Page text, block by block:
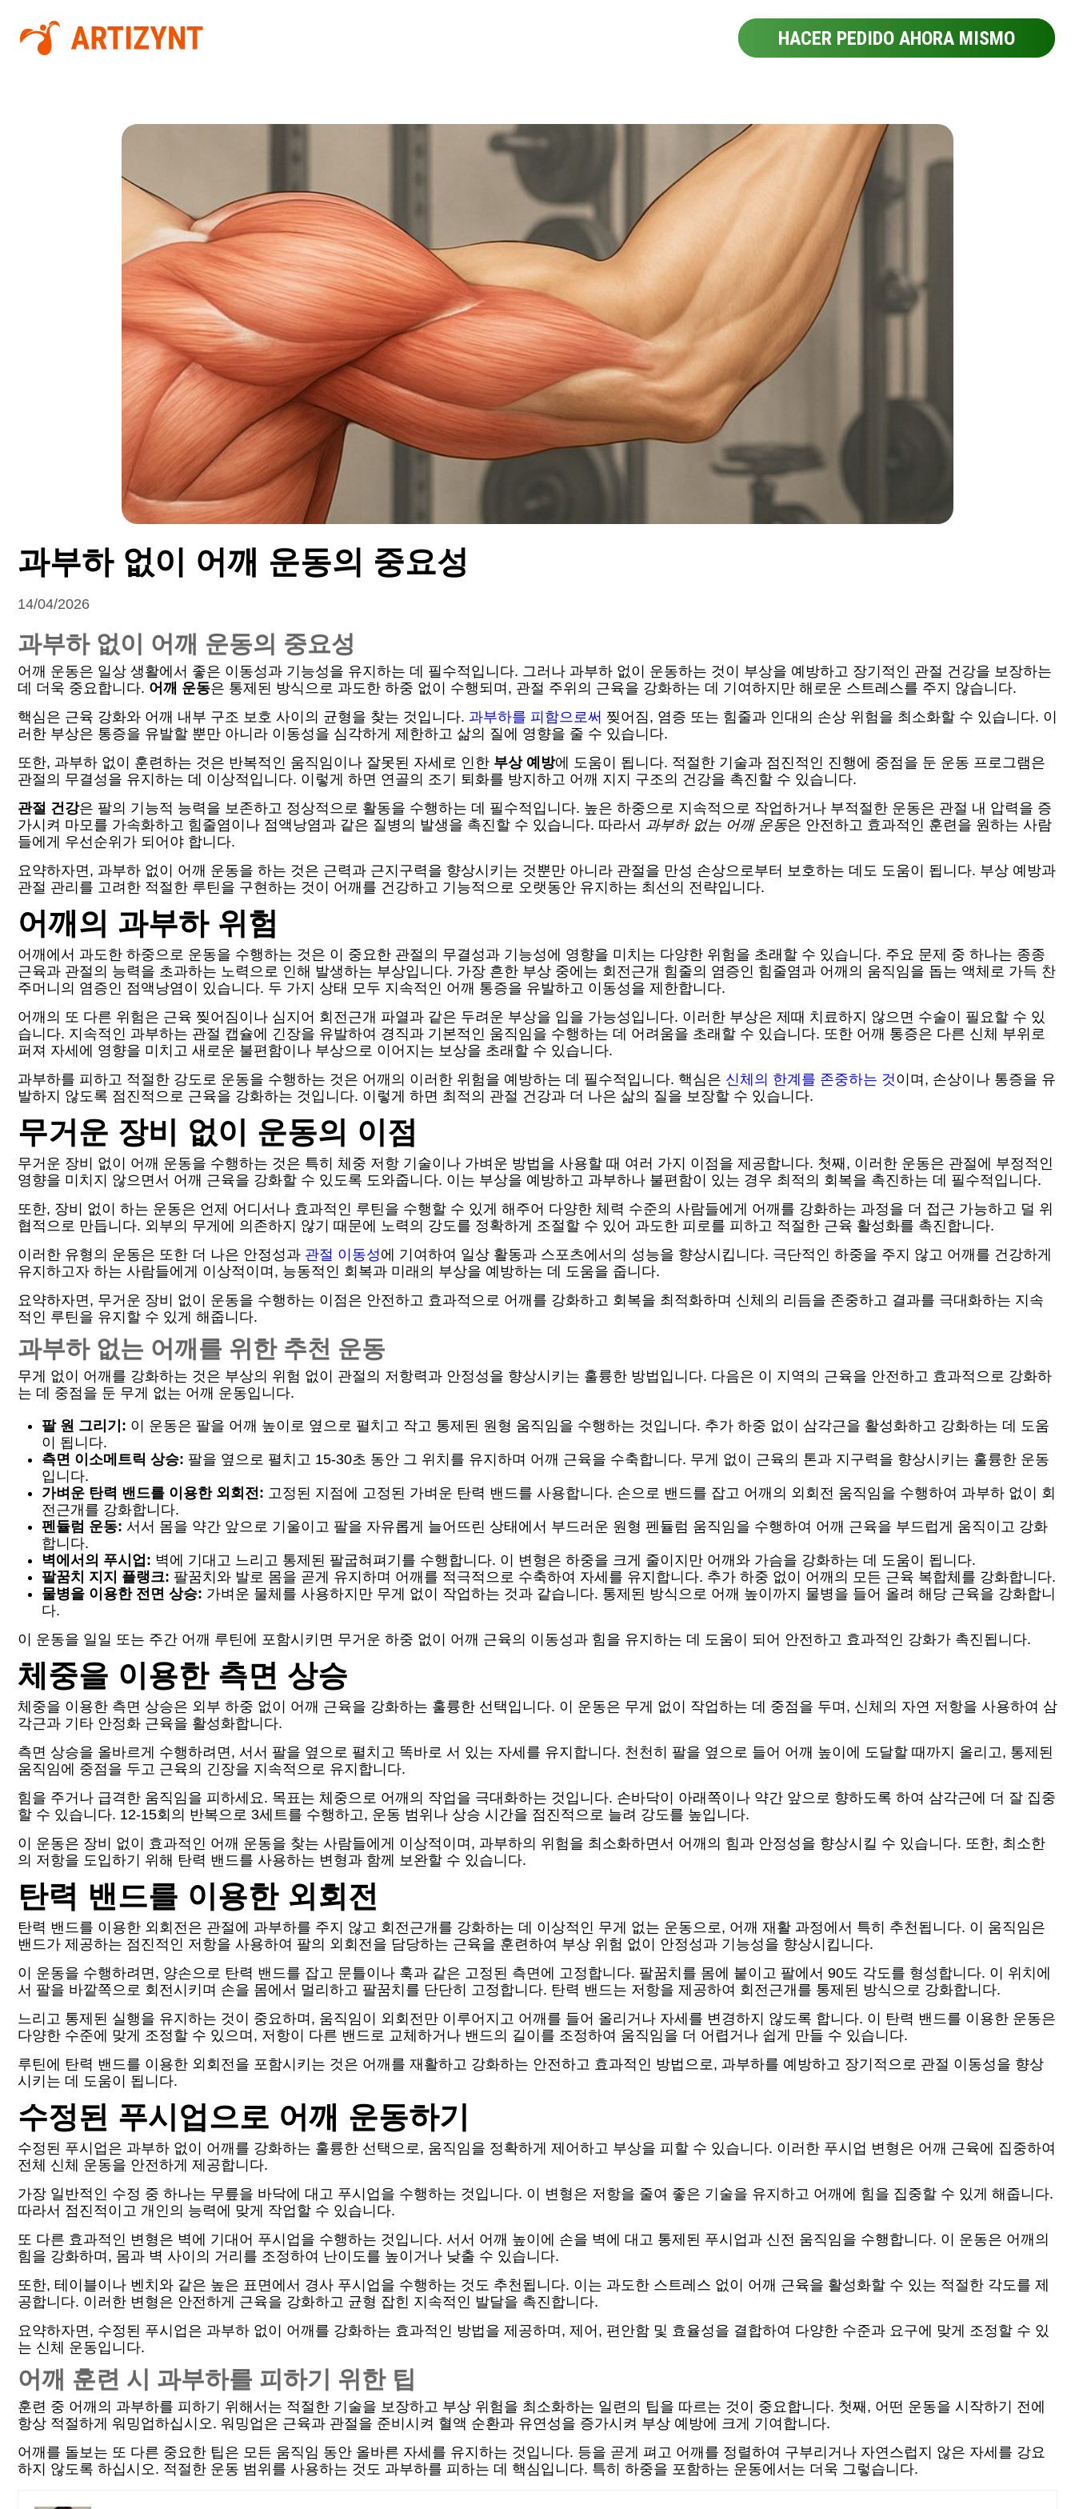
HACER PEDIDO AHORA MISMO
과부하 없이 어깨 운동의 중요성
14/04/2026
과부하 없이 어깨 운동의 중요성
어깨 운동은 일상 생활에서 좋은 이동성과 기능성을 유지하는 데 필수적입니다. 그러나 과부하 없이 운동하는 것이 부상을 예방하고 장기적인 관절 건강을 보장하는
데 더욱 중요합니다. 어깨 운동은 통제된 방식으로 과도한 하중 없이 수행되며, 관절 주위의 근육을 강화하는 데 기여하지만 해로운 스트레스를 주지 않습니다.
핵심은 근육 강화와 어깨 내부 구조 보호 사이의 균형을 찾는 것입니다. 과부하를 피함으로써 찢어짐, 염증 또는 힘줄과 인대의 손상 위험을 최소화할 수 있습니다. 이
러한 부상은 통증을 유발할 뿐만 아니라 이동성을 심각하게 제한하고 삶의 질에 영향을 줄 수 있습니다.
또한, 과부하 없이 훈련하는 것은 반복적인 움직임이나 잘못된 자세로 인한 부상 예방에 도움이 됩니다. 적절한 기술과 점진적인 진행에 중점을 둔 운동 프로그램은
관절의 무결성을 유지하는 데 이상적입니다. 이렇게 하면 연골의 조기 퇴화를 방지하고 어깨 지지 구조의 건강을 촉진할 수 있습니다.
관절 건강은 팔의 기능적 능력을 보존하고 정상적으로 활동을 수행하는 데 필수적입니다. 높은 하중으로 지속적으로 작업하거나 부적절한 운동은 관절 내 압력을 증
가시켜 마모를 가속화하고 힘줄염이나 점액낭염과 같은 질병의 발생을 촉진할 수 있습니다. 따라서 과부하 없는 어깨 운동은 안전하고 효과적인 훈련을 원하는 사람
들에게 우선순위가 되어야 합니다.
요약하자면, 과부하 없이 어깨 운동을 하는 것은 근력과 근지구력을 향상시키는 것뿐만 아니라 관절을 만성 손상으로부터 보호하는 데도 도움이 됩니다. 부상 예방과
관절 관리를 고려한 적절한 루틴을 구현하는 것이 어깨를 건강하고 기능적으로 오랫동안 유지하는 최선의 전략입니다.
어깨의 과부하 위험
어깨에서 과도한 하중으로 운동을 수행하는 것은 이 중요한 관절의 무결성과 기능성에 영향을 미치는 다양한 위험을 초래할 수 있습니다. 주요 문제 중 하나는 종종
근육과 관절의 능력을 초과하는 노력으로 인해 발생하는 부상입니다. 가장 흔한 부상 중에는 회전근개 힘줄의 염증인 힘줄염과 어깨의 움직임을 돕는 액체로 가득 찬
주머니의 염증인 점액낭염이 있습니다. 두 가지 상태 모두 지속적인 어깨 통증을 유발하고 이동성을 제한합니다.
어깨의 또 다른 위험은 근육 찢어짐이나 심지어 회전근개 파열과 같은 두려운 부상을 입을 가능성입니다. 이러한 부상은 제때 치료하지 않으면 수술이 필요할 수 있
습니다. 지속적인 과부하는 관절 캡슐에 긴장을 유발하여 경직과 기본적인 움직임을 수행하는 데 어려움을 초래할 수 있습니다. 또한 어깨 통증은 다른 신체 부위로
퍼져 자세에 영향을 미치고 새로운 불편함이나 부상으로 이어지는 보상을 초래할 수 있습니다.
과부하를 피하고 적절한 강도로 운동을 수행하는 것은 어깨의 이러한 위험을 예방하는 데 필수적입니다. 핵심은 신체의 한계를 존중하는 것이며, 손상이나 통증을 유
발하지 않도록 점진적으로 근육을 강화하는 것입니다. 이렇게 하면 최적의 관절 건강과 더 나은 삶의 질을 보장할 수 있습니다.
무거운 장비 없이 운동의 이점
무거운 장비 없이 어깨 운동을 수행하는 것은 특히 체중 저항 기술이나 가벼운 방법을 사용할 때 여러 가지 이점을 제공합니다. 첫째, 이러한 운동은 관절에 부정적인
영향을 미치지 않으면서 어깨 근육을 강화할 수 있도록 도와줍니다. 이는 부상을 예방하고 과부하나 불편함이 있는 경우 최적의 회복을 촉진하는 데 필수적입니다.
또한, 장비 없이 하는 운동은 언제 어디서나 효과적인 루틴을 수행할 수 있게 해주어 다양한 체력 수준의 사람들에게 어깨를 강화하는 과정을 더 접근 가능하고 덜 위
협적으로 만듭니다. 외부의 무게에 의존하지 않기 때문에 노력의 강도를 정확하게 조절할 수 있어 과도한 피로를 피하고 적절한 근육 활성화를 촉진합니다.
이러한 유형의 운동은 또한 더 나은 안정성과 관절 이동성에 기여하여 일상 활동과 스포츠에서의 성능을 향상시킵니다. 극단적인 하중을 주지 않고 어깨를 건강하게
유지하고자 하는 사람들에게 이상적이며, 능동적인 회복과 미래의 부상을 예방하는 데 도움을 줍니다.
요약하자면, 무거운 장비 없이 운동을 수행하는 이점은 안전하고 효과적으로 어깨를 강화하고 회복을 최적화하며 신체의 리듬을 존중하고 결과를 극대화하는 지속
적인 루틴을 유지할 수 있게 해줍니다.
과부하 없는 어깨를 위한 추천 운동
무게 없이 어깨를 강화하는 것은 부상의 위험 없이 관절의 저항력과 안정성을 향상시키는 훌륭한 방법입니다. 다음은 이 지역의 근육을 안전하고 효과적으로 강화하
는 데 중점을 둔 무게 없는 어깨 운동입니다.
팔 원 그리기: 이 운동은 팔을 어깨 높이로 옆으로 펼치고 작고 통제된 원형 움직임을 수행하는 것입니다. 추가 하중 없이 삼각근을 활성화하고 강화하는 데 도움
이 됩니다.
측면 이소메트릭 상승: 팔을 옆으로 펼치고 15-30초 동안 그 위치를 유지하며 어깨 근육을 수축합니다. 무게 없이 근육의 톤과 지구력을 향상시키는 훌륭한 운동
입니다.
가벼운 탄력 밴드를 이용한 외회전: 고정된 지점에 고정된 가벼운 탄력 밴드를 사용합니다. 손으로 밴드를 잡고 어깨의 외회전 움직임을 수행하여 과부하 없이 회
전근개를 강화합니다.
펜듈럼 운동: 서서 몸을 약간 앞으로 기울이고 팔을 자유롭게 늘어뜨린 상태에서 부드러운 원형 펜듈럼 움직임을 수행하여 어깨 근육을 부드럽게 움직이고 강화
합니다.
벽에서의 푸시업: 벽에 기대고 느리고 통제된 팔굽혀펴기를 수행합니다. 이 변형은 하중을 크게 줄이지만 어깨와 가슴을 강화하는 데 도움이 됩니다.
팔꿈치 지지 플랭크: 팔꿈치와 발로 몸을 곧게 유지하며 어깨를 적극적으로 수축하여 자세를 유지합니다. 추가 하중 없이 어깨의 모든 근육 복합체를 강화합니다.
물병을 이용한 전면 상승: 가벼운 물체를 사용하지만 무게 없이 작업하는 것과 같습니다. 통제된 방식으로 어깨 높이까지 물병을 들어 올려 해당 근육을 강화합니
다.
이 운동을 일일 또는 주간 어깨 루틴에 포함시키면 무거운 하중 없이 어깨 근육의 이동성과 힘을 유지하는 데 도움이 되어 안전하고 효과적인 강화가 촉진됩니다.
체중을 이용한 측면 상승
체중을 이용한 측면 상승은 외부 하중 없이 어깨 근육을 강화하는 훌륭한 선택입니다. 이 운동은 무게 없이 작업하는 데 중점을 두며, 신체의 자연 저항을 사용하여 삼
각근과 기타 안정화 근육을 활성화합니다.
측면 상승을 올바르게 수행하려면, 서서 팔을 옆으로 펼치고 똑바로 서 있는 자세를 유지합니다. 천천히 팔을 옆으로 들어 어깨 높이에 도달할 때까지 올리고, 통제된
움직임에 중점을 두고 근육의 긴장을 지속적으로 유지합니다.
힘을 주거나 급격한 움직임을 피하세요. 목표는 체중으로 어깨의 작업을 극대화하는 것입니다. 손바닥이 아래쪽이나 약간 앞으로 향하도록 하여 삼각근에 더 잘 집중
할 수 있습니다. 12-15회의 반복으로 3세트를 수행하고, 운동 범위나 상승 시간을 점진적으로 늘려 강도를 높입니다.
이 운동은 장비 없이 효과적인 어깨 운동을 찾는 사람들에게 이상적이며, 과부하의 위험을 최소화하면서 어깨의 힘과 안정성을 향상시킬 수 있습니다. 또한, 최소한
의 저항을 도입하기 위해 탄력 밴드를 사용하는 변형과 함께 보완할 수 있습니다.
탄력 밴드를 이용한 외회전
탄력 밴드를 이용한 외회전은 관절에 과부하를 주지 않고 회전근개를 강화하는 데 이상적인 무게 없는 운동으로, 어깨 재활 과정에서 특히 추천됩니다. 이 움직임은
밴드가 제공하는 점진적인 저항을 사용하여 팔의 외회전을 담당하는 근육을 훈련하여 부상 위험 없이 안정성과 기능성을 향상시킵니다.
이 운동을 수행하려면, 양손으로 탄력 밴드를 잡고 문틀이나 훅과 같은 고정된 측면에 고정합니다. 팔꿈치를 몸에 붙이고 팔에서 90도 각도를 형성합니다. 이 위치에
서 팔을 바깥쪽으로 회전시키며 손을 몸에서 멀리하고 팔꿈치를 단단히 고정합니다. 탄력 밴드는 저항을 제공하여 회전근개를 통제된 방식으로 강화합니다.
느리고 통제된 실행을 유지하는 것이 중요하며, 움직임이 외회전만 이루어지고 어깨를 들어 올리거나 자세를 변경하지 않도록 합니다. 이 탄력 밴드를 이용한 운동은
다양한 수준에 맞게 조정할 수 있으며, 저항이 다른 밴드로 교체하거나 밴드의 길이를 조정하여 움직임을 더 어렵거나 쉽게 만들 수 있습니다.
루틴에 탄력 밴드를 이용한 외회전을 포함시키는 것은 어깨를 재활하고 강화하는 안전하고 효과적인 방법으로, 과부하를 예방하고 장기적으로 관절 이동성을 향상
시키는 데 도움이 됩니다.
수정된 푸시업으로 어깨 운동하기
수정된 푸시업은 과부하 없이 어깨를 강화하는 훌륭한 선택으로, 움직임을 정확하게 제어하고 부상을 피할 수 있습니다. 이러한 푸시업 변형은 어깨 근육에 집중하여
전체 신체 운동을 안전하게 제공합니다.
가장 일반적인 수정 중 하나는 무릎을 바닥에 대고 푸시업을 수행하는 것입니다. 이 변형은 저항을 줄여 좋은 기술을 유지하고 어깨에 힘을 집중할 수 있게 해줍니다.
따라서 점진적이고 개인의 능력에 맞게 작업할 수 있습니다.
또 다른 효과적인 변형은 벽에 기대어 푸시업을 수행하는 것입니다. 서서 어깨 높이에 손을 벽에 대고 통제된 푸시업과 신전 움직임을 수행합니다. 이 운동은 어깨의
힘을 강화하며, 몸과 벽 사이의 거리를 조정하여 난이도를 높이거나 낮출 수 있습니다.
또한, 테이블이나 벤치와 같은 높은 표면에서 경사 푸시업을 수행하는 것도 추천됩니다. 이는 과도한 스트레스 없이 어깨 근육을 활성화할 수 있는 적절한 각도를 제
공합니다. 이러한 변형은 안전하게 근육을 강화하고 균형 잡힌 지속적인 발달을 촉진합니다.
요약하자면, 수정된 푸시업은 과부하 없이 어깨를 강화하는 효과적인 방법을 제공하며, 제어, 편안함 및 효율성을 결합하여 다양한 수준과 요구에 맞게 조정할 수 있
는 신체 운동입니다.
어깨 훈련 시 과부하를 피하기 위한 팁
훈련 중 어깨의 과부하를 피하기 위해서는 적절한 기술을 보장하고 부상 위험을 최소화하는 일련의 팁을 따르는 것이 중요합니다. 첫째, 어떤 운동을 시작하기 전에
항상 적절하게 워밍업하십시오. 워밍업은 근육과 관절을 준비시켜 혈액 순환과 유연성을 증가시켜 부상 예방에 크게 기여합니다.
어깨를 돌보는 또 다른 중요한 팁은 모든 움직임 동안 올바른 자세를 유지하는 것입니다. 등을 곧게 펴고 어깨를 정렬하여 구부리거나 자연스럽지 않은 자세를 강요
하지 않도록 하십시오. 적절한 운동 범위를 사용하는 것도 과부하를 피하는 데 핵심입니다. 특히 하중을 포함하는 운동에서는 더욱 그렇습니다.